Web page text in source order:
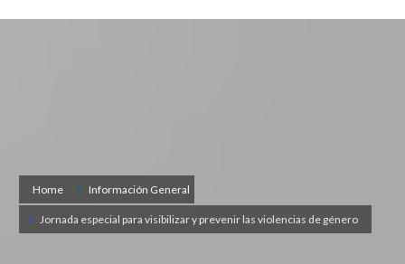
Home Información General
Jornada especial para visibilizar y prevenir las violencias de género